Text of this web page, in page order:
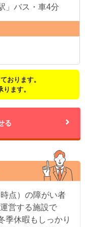
」バス・車4分
おります。
ます。
る
点）の障がい者
営する施設で
季休暇もしっかり